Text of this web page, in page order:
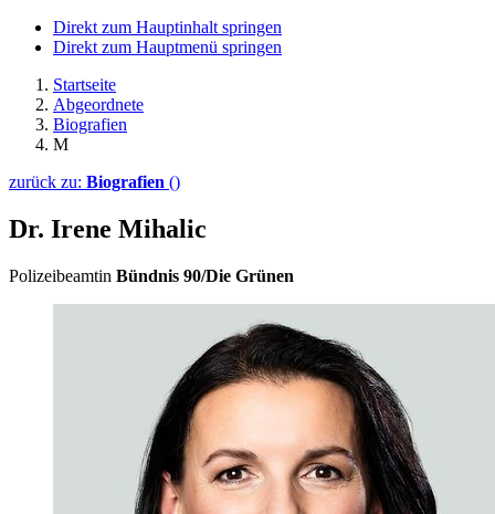
Direkt zum Hauptinhalt springen
Direkt zum Hauptmenü springen
Startseite
Abgeordnete
Biografien
M
zurück zu: Biografien ()
Dr. Irene Mihalic
Polizeibeamtin Bündnis 90/Die Grünen